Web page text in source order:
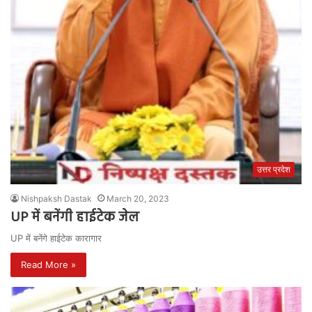
उत्तर प्रदेश
Nishpaksh Dastak March 20, 2023
UP में बनेंगी हाईटेक जेल
UP में बनेंगे हाईटेक कारागार
Read More »